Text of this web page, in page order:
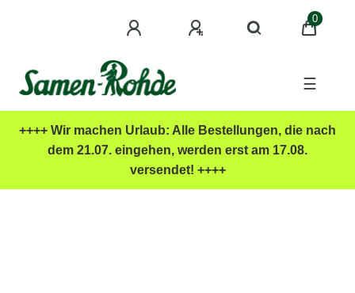
0
☰
++++ Wir machen Urlaub: Alle Bestellungen, die nach
dem 21.07. eingehen, werden erst am 17.08.
versendet! ++++